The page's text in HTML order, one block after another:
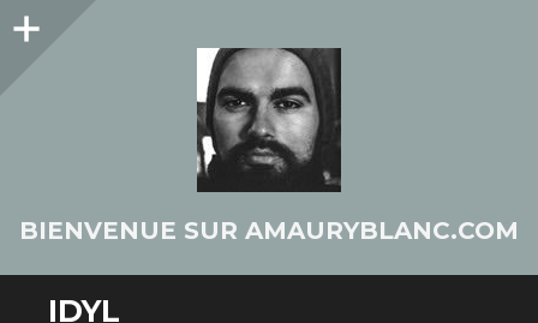
Colonne
BIENVENUE SUR AMAURYBLANC.COM
IDYL